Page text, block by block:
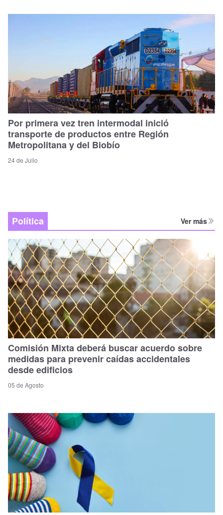
Por primera vez tren intermodal inició
transporte de productos entre Región
Metropolitana y del Biobío
24 de Julio
Política Ver más
Comisión Mixta deberá buscar acuerdo sobre
medidas para prevenir caídas accidentales
desde edificios
05 de Agosto